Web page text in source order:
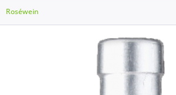
Roséwein